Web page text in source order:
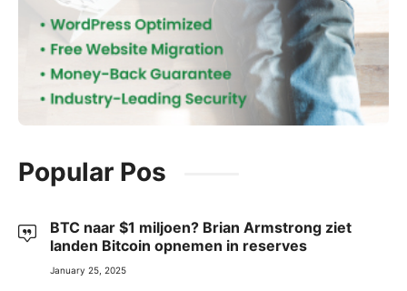
Popular Pos
BTC naar $1 miljoen? Brian Armstrong ziet
landen Bitcoin opnemen in reserves
January 25, 2025